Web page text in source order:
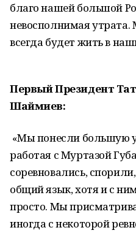
благо нашей большой
невосполнимая
всегда будет жить в
Первый Президент
Шаймиев:
«Мы понесли большую
работая с Муртазой
соревновались,
общий язык, хотя и с
просто. Мы
иногда с некоторой